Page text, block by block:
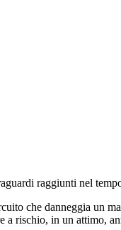
raggiunti nel
che danneggia un
a rischio, in un attimo,